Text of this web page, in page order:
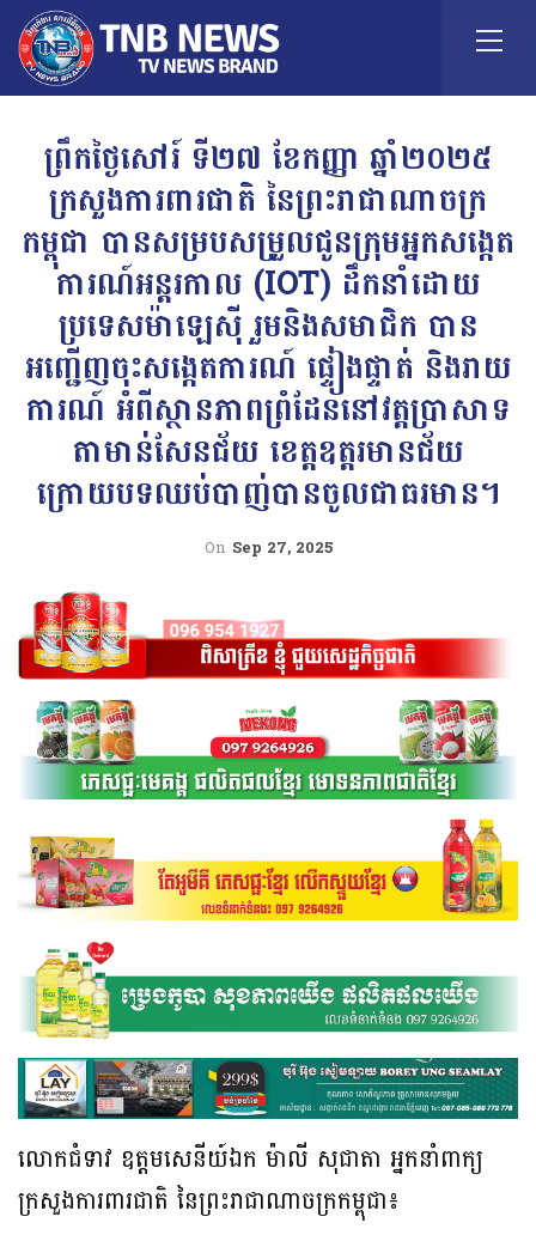
ព្រឹកថ្ងៃសៅរ៍ ទី២៧ ខែកញ្ញា ឆ្នាំ២០២៥
ក្រសួងការពារជាតិ នៃព្រះរាជាណាចក្រ
កម្ពុជា បានសម្របសម្រួលជូនក្រុមអ្នកសង្កេត
ការណ៍អន្តរកាល (IOT) ដឹកនាំដោយ
ប្រទេសម៉ាឡេស៊ី រួមនិងសមាជិក បាន
អញ្ជើញចុះសង្កេតការណ៍ ផ្ទៀងផ្ទាត់ និងរាយ
ការណ៍ អំពីស្ថានភាពព្រំដែននៅវត្តប្រាសាទ
តាមាន់សែនជ័យ ខេត្តឧត្តរមានជ័យ
ក្រោយបទឈប់បាញ់បានចូលជាធរមាន។
On Sep 27, 2025
លោកជំទាវ ឧត្តមសេនីយ៍ឯក ម៉ាលី សុជាតា អ្នកនាំពាក្យ
ក្រសួងការពារជាតិ នៃព្រះរាជាណាចក្រកម្ពុជា៖